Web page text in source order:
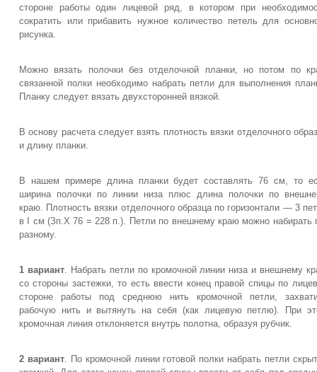
стороне работы один лицевой ряд, в котором при
сократить или прибавить нужное количество петель для
рисунка.
Можно вязать полочки без отделочной планки, но потом по
связанной полки необходимо набрать петли для выполнения
Планку следует вязать двухсторонней вязкой.
В основу расчета следует взять плотность вязки отделочного
и длину планки.
В нашем примере длина планки будет составлять 76 см, то
ширина полочки по линии низа плюс длина полочки по
краю. Плотность вязки отделочного образца по горизонтали — 3
в I см (Зп.Х 76 = 228 п.). Петли по внешнему краю можно набирать
разному.
1 вариант. Набрать петли по кромочной линии низа и внешнему
со стороны застежки, то есть ввести конец правой спицы по
стороне работы под среднюю нить кромочной петли,
рабочую нить и вытянуть на себя (как лицевую петлю). При
кромочная линия отклоняется внутрь полотна, образуя рубчик.
2 вариант. По кромочной линии готовой полки набрать петли